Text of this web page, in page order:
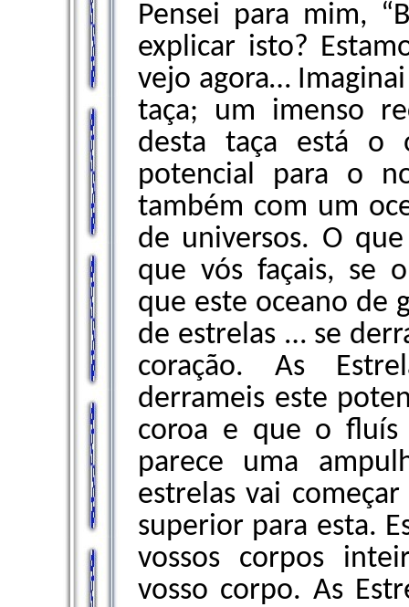
Pensei para mim,
explicar isto?
vejo agora…
taça; um imenso
desta taça está o
potencial para o
também com um
de universos. O
que vós façais, se
que este oceano de
de estrelas … se
coração. As
derrameis este
coroa e que o fluís
parece uma
estrelas vai
superior para esta.
vossos corpos
vosso corpo. As